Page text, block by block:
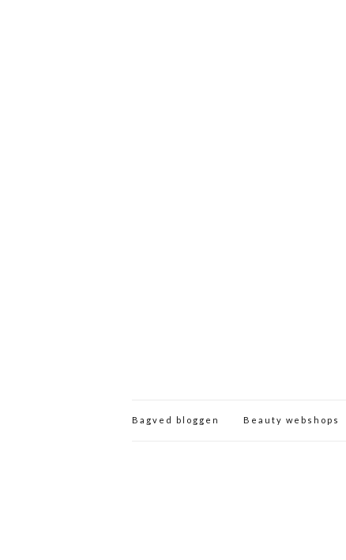
Bagved bloggen Beauty webshops